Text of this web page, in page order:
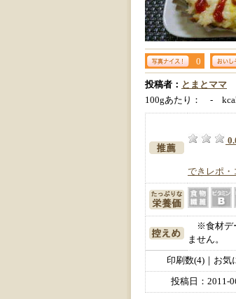
0
投稿者： とまとママ
100gあたり： -
できレポ・
※食材デ
ません。
印刷数(4)｜お気
投稿日： 2011-